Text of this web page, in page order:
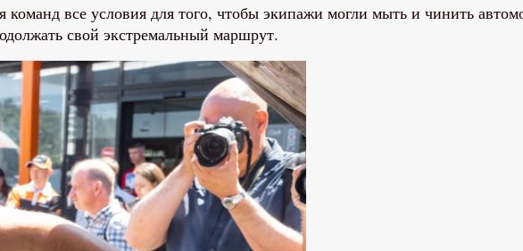
все условия для того, чтобы экипажи могли мыть и чинить
свой экстремальный маршрут.